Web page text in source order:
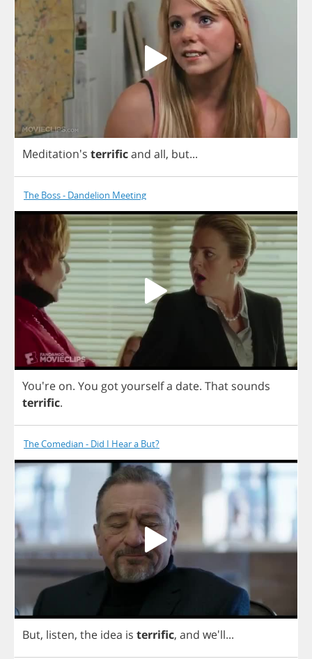
Meditation's terrificand all, but...
The Boss - Dandelion Meeting
You're on. You gotyourselfa date. That sounds
terrific.
The Comedian - Did I Hear a But?
But, listen, the idea is terrific, and we'll...